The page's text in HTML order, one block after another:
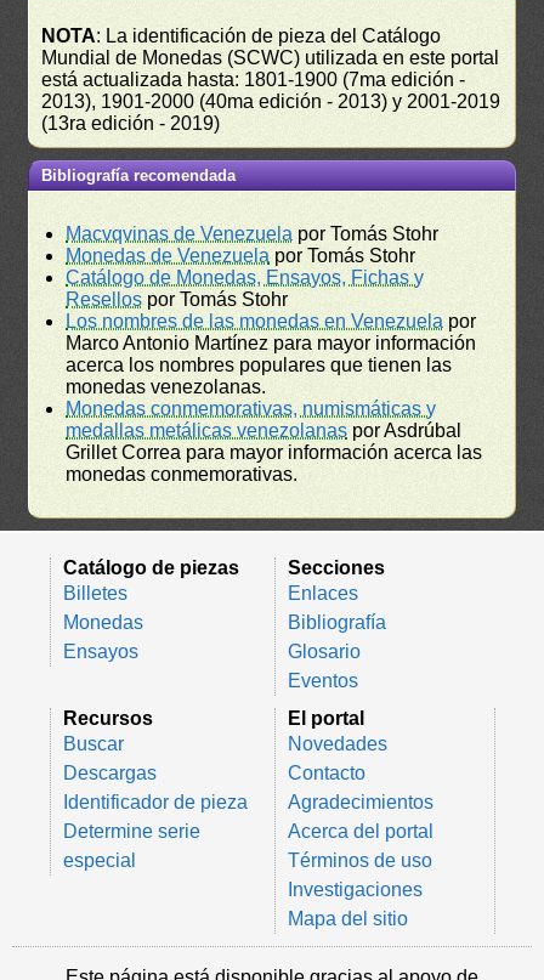
NOTA: La identificación de pieza del Catálogo
Mundial de Monedas (SCWC) utilizada en este portal
está actualizada hasta: 1801-1900 (7ma edición -
2013), 1901-2000 (40ma edición - 2013) y 2001-2019
(13ra edición - 2019)
Bibliografía recomendada
Macvqvinas de Venezuela por Tomás Stohr
Monedas de Venezuela por Tomás Stohr
Catálogo de Monedas, Ensayos, Fichas y
Resellos por Tomás Stohr
Los nombres de las monedas en Venezuela por
Marco Antonio Martínez para mayor información
acerca los nombres populares que tienen las
monedas venezolanas.
Monedas conmemorativas, numismáticas y
medallas metálicas venezolanas por Asdrúbal
Grillet Correa para mayor información acerca las
monedas conmemorativas.
Catálogo de piezas
Billetes
Monedas
Ensayos
Secciones
Enlaces
Bibliografía
Glosario
Eventos
Recursos
Buscar
Descargas
Identificador de pieza
Determine serie
especial
El portal
Novedades
Contacto
Agradecimientos
Acerca del portal
Términos de uso
Investigaciones
Mapa del sitio